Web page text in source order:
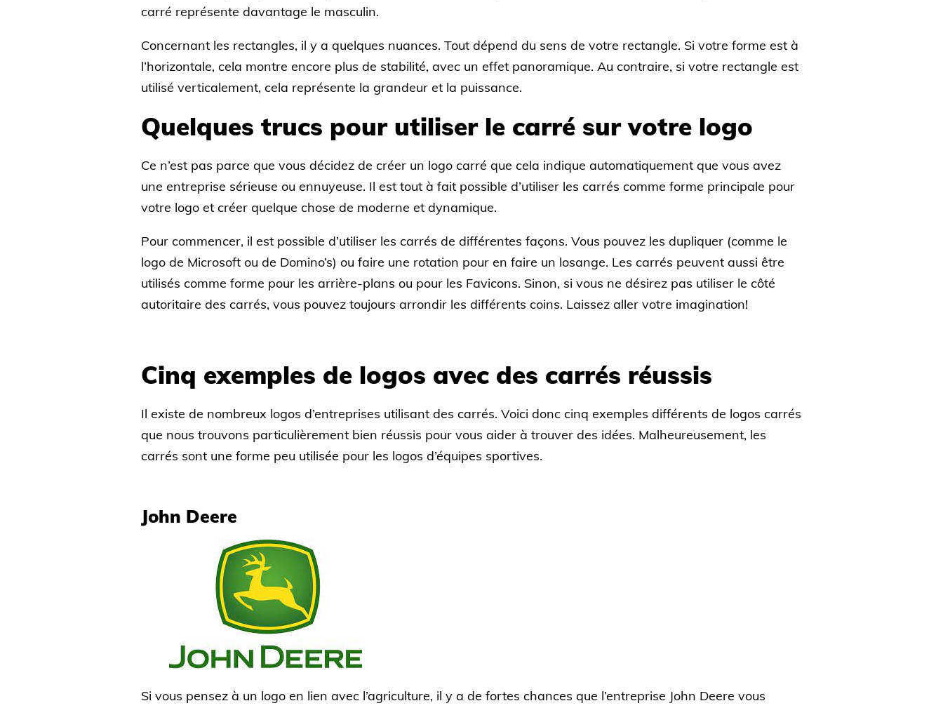
carré représente davantage le masculin.
Concernant les rectangles, il y a quelques nuances. Tout dépend du sens de votre rectangle. Si votre forme est à
l’horizontale, cela montre encore plus de stabilité, avec un effet panoramique. Au contraire, si votre rectangle est
utilisé verticalement, cela représente la grandeur et la puissance.
Quelques trucs pour utiliser le carré sur votre logo
Ce n’est pas parce que vous décidez de créer un logo carré que cela indique automatiquement que vous avez
une entreprise sérieuse ou ennuyeuse. Il est tout à fait possible d’utiliser les carrés comme forme principale pour
votre logo et créer quelque chose de moderne et dynamique.
Pour commencer, il est possible d’utiliser les carrés de différentes façons. Vous pouvez les dupliquer (comme le
logo de Microsoft ou de Domino’s) ou faire une rotation pour en faire un losange. Les carrés peuvent aussi être
utilisés comme forme pour les arrière-plans ou pour les Favicons. Sinon, si vous ne désirez pas utiliser le côté
autoritaire des carrés, vous pouvez toujours arrondir les différents coins. Laissez aller votre imagination!
Cinq exemples de logos avec des carrés réussis
Il existe de nombreux logos d’entreprises utilisant des carrés. Voici donc cinq exemples différents de logos carrés
que nous trouvons particulièrement bien réussis pour vous aider à trouver des idées. Malheureusement, les
carrés sont une forme peu utilisée pour les logos d’équipes sportives.
John Deere
Si vous pensez à un logo en lien avec l’agriculture, il y a de fortes chances que l’entreprise John Deere vous